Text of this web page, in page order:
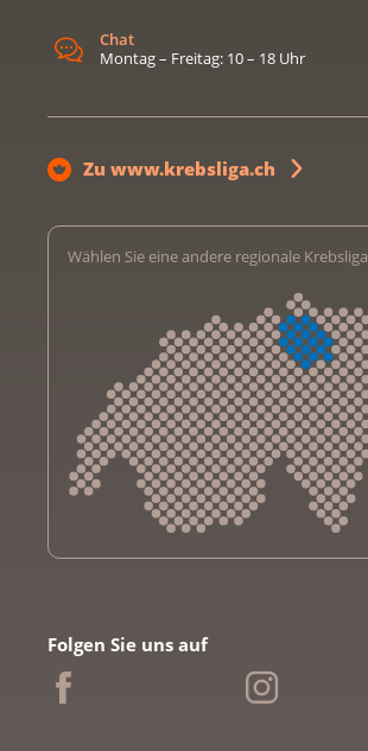
Chat
Montag – Freitag: 10 – 18 Uhr
Zu www.krebsliga.ch
Wählen Sie eine andere regionale Krebsliga
Krebsliga Bern
Krebsliga Freiburg
Folgen Sie uns auf